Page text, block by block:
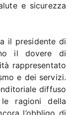
e sicurezza
il presidente di
il dovere di
rappresentato
e dei servizi.
diffuso
ragioni della